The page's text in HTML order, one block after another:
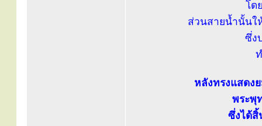
โด
ส่วนสายน้ำนั้นใ
ซึ่ง
หลังทรงแสดง
พระพุ
ซึ่งได้สิ้